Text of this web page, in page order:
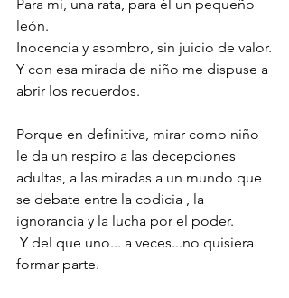
Para mí, una rata, para él un pequeño
león.
Inocencia y asombro, sin juicio de valor.
Y con esa mirada de niño me dispuse a
abrir los recuerdos.
Porque en definitiva, mirar como niño
le da un respiro a las decepciones
adultas, a las miradas a un mundo que
se debate entre la codicia , la
ignorancia y la lucha por el poder.
formar parte.